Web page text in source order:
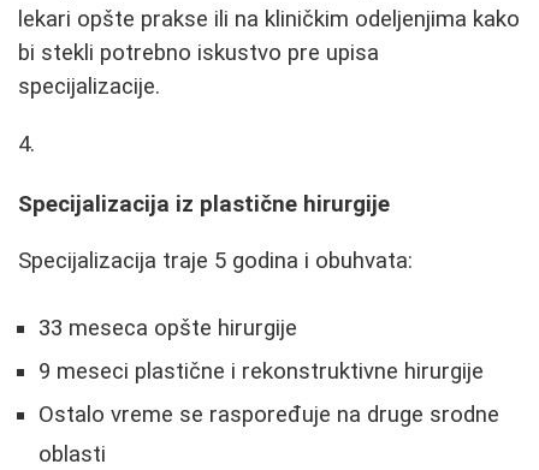
lekari opšte prakse ili na kliničkim odeljenjima kako
bi stekli potrebno iskustvo pre upisa
specijalizacije.
Specijalizacija iz plastične hirurgije
Specijalizacija traje 5 godina i obuhvata:
33 meseca opšte hirurgije
9 meseci plastične i rekonstruktivne hirurgije
Ostalo vreme se raspoređuje na druge srodne
oblasti